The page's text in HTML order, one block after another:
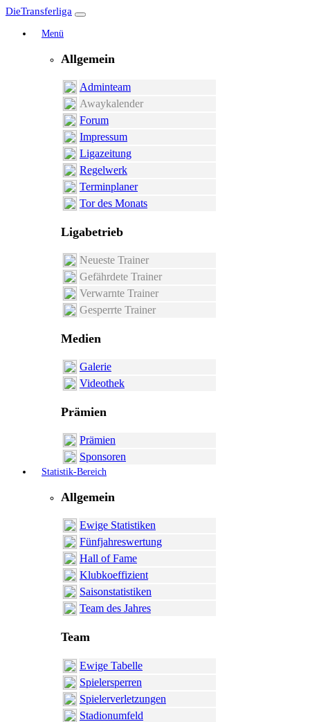
DieTransferliga
Menü
Allgemein
Adminteam
Awaykalender
Forum
Impressum
Ligazeitung
Regelwerk
Terminplaner
Tor des Monats
Ligabetrieb
Neueste Trainer
Gefährdete Trainer
Verwarnte Trainer
Gesperrte Trainer
Medien
Galerie
Videothek
Prämien
Prämien
Sponsoren
Statistik-Bereich
Allgemein
Ewige Statistiken
Fünfjahreswertung
Hall of Fame
Klubkoeffizient
Saisonstatistiken
Team des Jahres
Team
Ewige Tabelle
Spielersperren
Spielerverletzungen
Stadionumfeld